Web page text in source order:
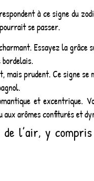
à ce signe du
se passer.
Essayez la grâce
prudent. Ce signe se
et excentrique.
arômes confiturés et
l’air, y